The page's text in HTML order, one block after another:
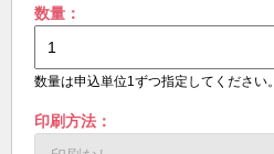
数量：
数量は申込単位1ずつ指定してください。
印刷方法：